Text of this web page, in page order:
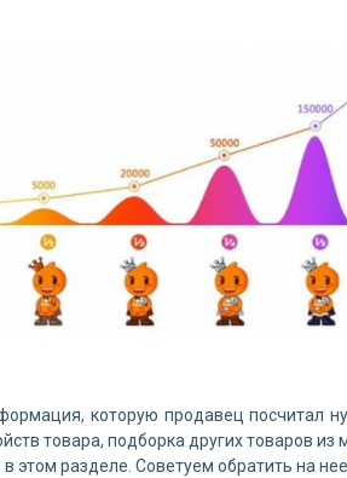
которую продавец посчитал
товара, подборка других товаров из
этом разделе. Советуем обратить на